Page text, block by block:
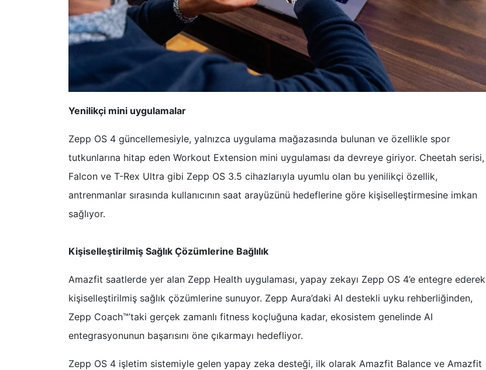
Yenilikçi mini uygulamalar
Zepp OS 4 güncellemesiyle, yalnızca uygulama mağazasında bulunan ve özellikle spor
tutkunlarına hitap eden Workout Extension mini uygulaması da devreye giriyor. Cheetah serisi,
Falcon ve T-Rex Ultra gibi Zepp OS 3.5 cihazlarıyla uyumlu olan bu yenilikçi özellik,
antrenmanlar sırasında kullanıcının saat arayüzünü hedeflerine göre kişiselleştirmesine imkan
sağlıyor.
Kişiselleştirilmiş Sağlık Çözümlerine Bağlılık
Amazfit saatlerde yer alan Zepp Health uygulaması, yapay zekayı Zepp OS 4’e entegre ederek
kişiselleştirilmiş sağlık çözümlerine sunuyor. Zepp Aura’daki AI destekli uyku rehberliğinden,
Zepp Coach™’taki gerçek zamanlı fitness koçluğuna kadar, ekosistem genelinde AI
entegrasyonunun başarısını öne çıkarmayı hedefliyor.
Zepp OS 4 işletim sistemiyle gelen yapay zeka desteği, ilk olarak Amazfit Balance ve Amazfit